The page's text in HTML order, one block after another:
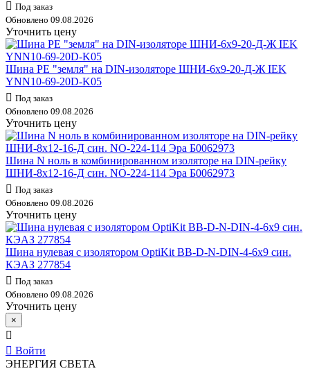
Под заказ
Обновлено 09.08.2026
Уточнить цену
Шина PE "земля" на DIN-изоляторе ШНИ-6х9-20-Д-Ж IEK
YNN10-69-20D-K05
Под заказ
Обновлено 09.08.2026
Уточнить цену
Шина N ноль в комбинированном изоляторе на DIN-рейку
ШНИ-8х12-16-Д син. NO-224-114 Эра Б0062973
Под заказ
Обновлено 09.08.2026
Уточнить цену
Шина нулевая с изолятором OptiKit BB-D-N-DIN-4-6х9 син.
КЭАЗ 277854
Под заказ
Обновлено 09.08.2026
Уточнить цену
×
Войти
ЭНЕРГИЯ СВЕТА